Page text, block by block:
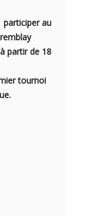
au
partir de 18
tournoi